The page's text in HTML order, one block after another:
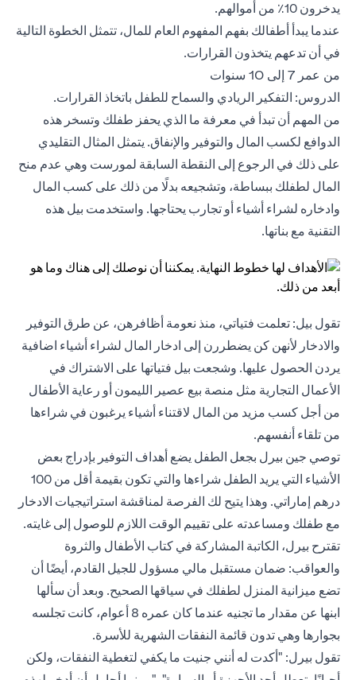
يدخرون 10٪ من أموالهم.
عندما يبدأ أطفالك بفهم المفهوم العام للمال، تتمثل الخطوة التالية
في أن تدعهم يتخذون القرارات.
من عمر 7 إلى 10 سنوات
الدروس: التفكير الريادي والسماح للطفل باتخاذ القرارات.
من المهم أن تبدأ في معرفة ما الذي يحفز طفلك وتسخر هذه
الدوافع لكسب المال والتوفير والإنفاق. يتمثل المثال التقليدي
على ذلك في الرجوع إلى النقطة السابقة لمورست وهي عدم منح
المال لطفلك ببساطة، وتشجيعه بدلًا من ذلك على كسب المال
وادخاره لشراء أشياء أو تجارب يحتاجها. واستخدمت بيل هذه
التقنية مع بناتها.
تقول بيل: تعلمت فتياتي، منذ نعومة أظافرهن، عن طرق التوفير
والادخار لأنهن كن يضطررن إلى ادخار المال لشراء أشياء اضافية
يردن الحصول عليها. وشجعت بيل فتياتها على الاشتراك في
الأعمال التجارية مثل منصة بيع عصير الليمون أو رعاية الأطفال
من أجل كسب مزيد من المال لاقتناء أشياء يرغبون في شراءها
من تلقاء أنفسهم.
توصي جين بيرل بجعل الطفل يضع أهداف التوفير بإدراج بعض
الأشياء التي يريد الطفل شراءها والتي تكون بقيمة أقل من 100
درهم إماراتي. وهذا يتيح لك الفرصة لمناقشة استراتيجيات الادخار
مع طفلك ومساعدته على تقييم الوقت اللازم للوصول إلى غايته.
تقترح بيرل، الكاتبة المشاركة في كتاب الأطفال والثروة
والعواقب: ضمان مستقبل مالي مسؤول للجيل القادم، أيضًا أن
تضع ميزانية المنزل لطفلك في سياقها الصحيح. وبعد أن سألها
ابنها عن مقدار ما تجنيه عندما كان عمره 8 أعوام، كانت تجلسه
بجوارها وهي تدون قائمة النفقات الشهرية للأسرة.
تقول بيرل: "أكدت له أنني جنيت ما يكفي لتغطية النفقات، ولكن